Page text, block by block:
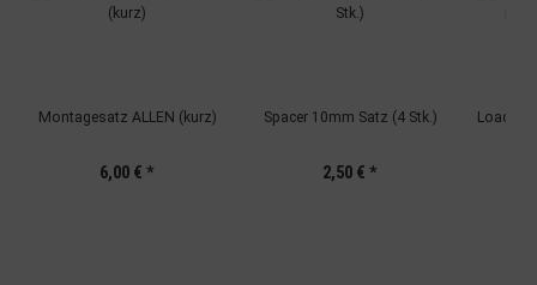
Montagesatz ALLEN (kurz)
6,00 € *
Spacer 10mm Satz (4 Stk.)
2,50 € *
Loaded